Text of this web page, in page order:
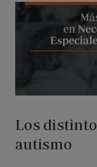
Los
autismo